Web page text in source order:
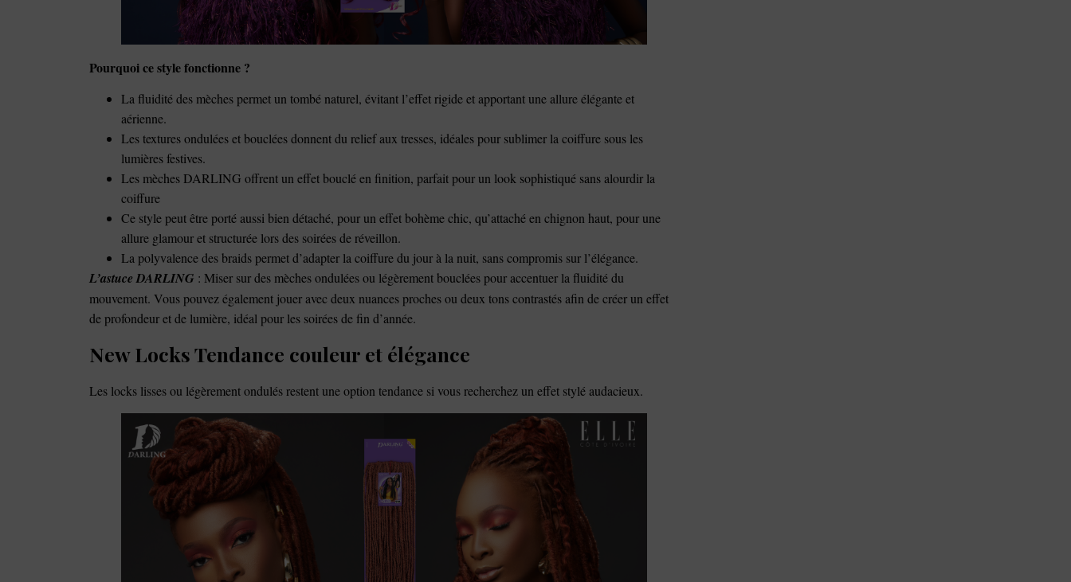
Pourquoi ce style fonctionne ?
La fluidité des mèches permet un tombé naturel, évitant l’effet rigide et apportant une allure élégante et
aérienne.
Les textures ondulées et bouclées donnent du relief aux tresses, idéales pour sublimer la coiffure sous les
lumières festives.
Les mèches DARLING offrent un effet bouclé en finition, parfait pour un look sophistiqué sans alourdir la
coiffure
Ce style peut être porté aussi bien détaché, pour un effet bohème chic, qu’attaché en chignon haut, pour une
allure glamour et structurée lors des soirées de réveillon.
La polyvalence des braids permet d’adapter la coiffure du jour à la nuit, sans compromis sur l’élégance.
L’astuce DARLING : Miser sur des mèches ondulées ou légèrement bouclées pour accentuer la fluidité du
mouvement. Vous pouvez également jouer avec deux nuances proches ou deux tons contrastés afin de créer un effet
de profondeur et de lumière, idéal pour les soirées de fin d’année.
New Locks Tendance couleur et élégance
Les locks lisses ou légèrement ondulés restent une option tendance si vous recherchez un effet stylé audacieux.